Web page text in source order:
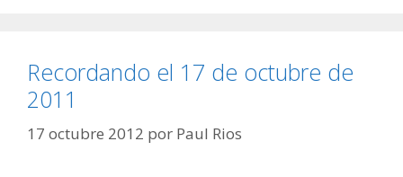
Recordando el 17 de octubre de
2011
17 octubre 2012 por Paul Rios